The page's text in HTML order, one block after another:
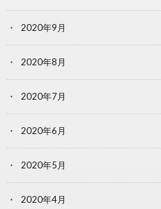
2020年9月
2020年8月
2020年7月
2020年6月
2020年5月
2020年4月